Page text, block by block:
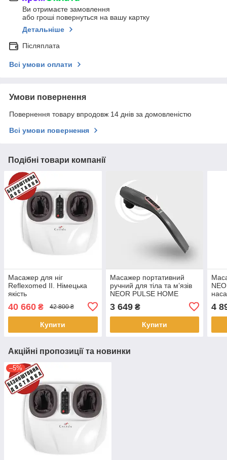
Ви отримаєте замовлення
або гроші повернуться на вашу картку
Детальніше
Післяплата
Всі умови оплати
Умови повернення
Повернення товару впродовж 14 днів за домовленістю
Всі умови повернення
Подібні товари компанії
Масажер для ніг
Reflexomed II. Німецька
якість
40 660 ₴ 42 800 ₴
Купити
Масажер портативний
ручний для тіла та м’язів
NEOR PULSE HOME
3 649₴
Купити
4
Акційні пропозиції та новинки
–5%